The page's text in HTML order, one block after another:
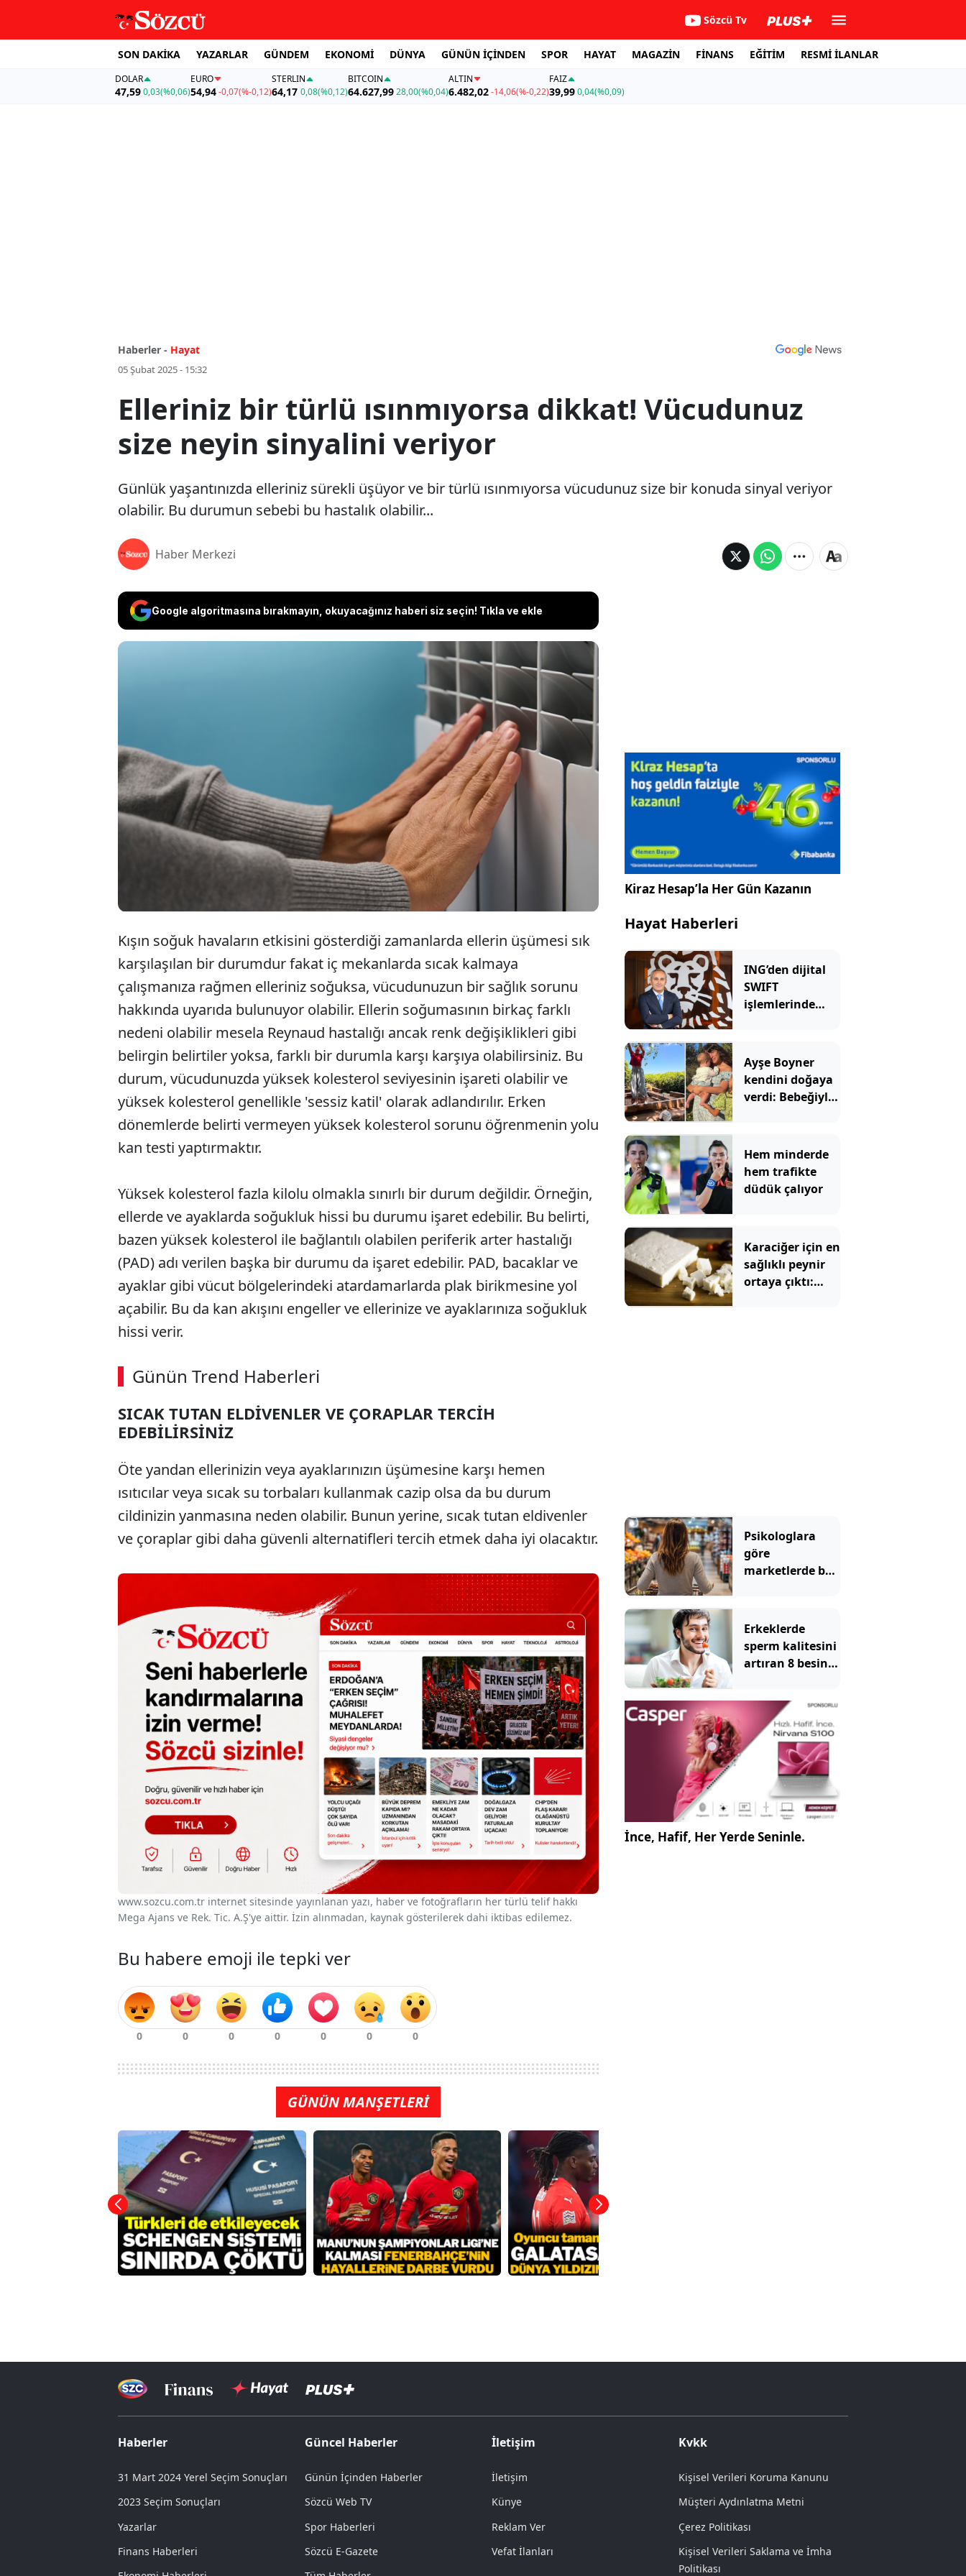
Sözcü Tv
SON DAKİKA YAZARLAR GÜNDEM EKONOMİ DÜNYA GÜNÜN İÇİNDEN SPOR HAYAT MAGAZİN FİNANS EĞİTİM RESMİ İLANLAR
DOLAR
47,590,03(%0,06)
EURO
54,94 -0,07(%-0,12)
STERLIN
64,17 0,08(%0,12)
BITCOIN
64.627,9928,00(%0,04)
ALTIN
6.482,02-14,06(%-0,22)
FAİZ
39,990,04(%0,09)
Haberler - Hayat
05 Şubat 2025 - 15:32
Elleriniz bir türlü ısınmıyorsa dikkat! Vücudunuz
size neyin sinyalini veriyor
Günlük yaşantınızda elleriniz sürekli üşüyor ve bir türlü ısınmıyorsa vücudunuz size bir konuda sinyal veriyor
olabilir. Bu durumun sebebi bu hastalık olabilir...
Haber Merkezi
Google algoritmasına bırakmayın, okuyacağınız haberi siz seçin! Tıkla ve ekle
Günlük yaşantınızda elleriniz sürekli üşüyor ve bir türlü
ısınmıyorsa vücudunuz size bir konuda sinyal veriyor
olabilir. Bu durumun sebebi bu hastalık olabilir...
Kışın soğuk havaların etkisini gösterdiği zamanlarda ellerin üşümesi sık
karşılaşılan bir durumdur fakat iç mekanlarda sıcak kalmaya
çalışmanıza rağmen elleriniz soğuksa, vücudunuzun bir sağlık sorunu
hakkında uyarıda bulunuyor olabilir. Ellerin soğumasının birkaç farklı
nedeni olabilir mesela Reynaud hastalığı ancak renk değişiklikleri gibi
belirgin belirtiler yoksa, farklı bir durumla karşı karşıya olabilirsiniz. Bu
durum, vücudunuzda yüksek kolesterol seviyesinin işareti olabilir ve
yüksek kolesterol genellikle 'sessiz katil' olarak adlandırılır. Erken
dönemlerde belirti vermeyen yüksek kolesterol sorunu öğrenmenin yolu
kan testi yaptırmaktır.
Yüksek kolesterol fazla kilolu olmakla sınırlı bir durum değildir. Örneğin,
ellerde ve ayaklarda soğukluk hissi bu durumu işaret edebilir. Bu belirti,
bazen yüksek kolesterol ile bağlantılı olabilen periferik arter hastalığı
(PAD) adı verilen başka bir durumu da işaret edebilir. PAD, bacaklar ve
ayaklar gibi vücut bölgelerindeki atardamarlarda plak birikmesine yol
açabilir. Bu da kan akışını engeller ve ellerinize ve ayaklarınıza soğukluk
hissi verir.
Günün Trend Haberleri
SICAK TUTAN ELDİVENLER VE ÇORAPLAR TERCİH
EDEBİLİRSİNİZ
Öte yandan ellerinizin veya ayaklarınızın üşümesine karşı hemen
ısıtıcılar veya sıcak su torbaları kullanmak cazip olsa da bu durum
cildinizin yanmasına neden olabilir. Bunun yerine, sıcak tutan eldivenler
ve çoraplar gibi daha güvenli alternatifleri tercih etmek daha iyi olacaktır.
www.sozcu.com.tr internet sitesinde yayınlanan yazı, haber ve fotoğrafların her türlü telif hakkı
Mega Ajans ve Rek. Tic. A.Ş'ye aittir. İzin alınmadan, kaynak gösterilerek dahi iktibas edilemez.
Bu habere emoji ile tepki ver
GÜNÜN MANŞETLERİ
Kiraz Hesap’la Her Gün Kazanın
Hayat Haberleri
ING’den dijital
SWIFT
işlemlerinde
Ayşe Boyner
kendini doğaya
verdi: Bebeğiyle
Hem minderde
hem trafikte
düdük çalıyor
Karaciğer için en
sağlıklı peynir
ortaya çıktı:
Psikologlara
göre
marketlerde bu
Erkeklerde
sperm kalitesini
artıran 8 besin
İnce, Hafif, Her Yerde Seninle.
Haberler
31 Mart 2024 Yerel Seçim Sonuçları
2023 Seçim Sonuçları
Yazarlar
Finans Haberleri
Güncel Haberler
Günün İçinden Haberler
Sözcü Web TV
Spor Haberleri
Sözcü E-Gazete
İletişim
İletişim
Künye
Reklam Ver
Vefat İlanları
Kvkk
Kişisel Verileri Koruma Kanunu
Müşteri Aydınlatma Metni
Çerez Politikası
Kişisel Verileri Saklama ve İmha
Politikası